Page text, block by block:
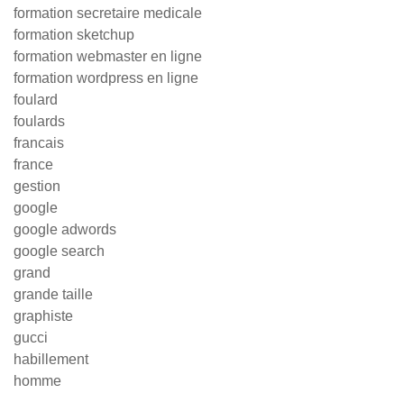
formation secretaire medicale
formation sketchup
formation webmaster en ligne
formation wordpress en ligne
foulard
foulards
francais
france
gestion
google
google adwords
google search
grand
grande taille
graphiste
gucci
habillement
homme